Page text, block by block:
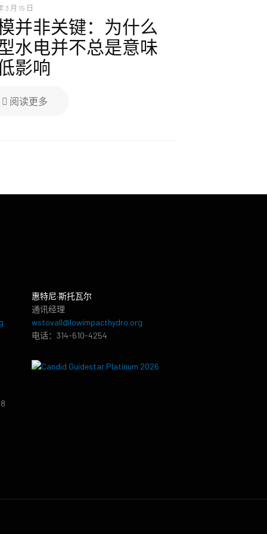
3 月 15 日
并非关键：为什么
水电并不总是意味
影响
阅读更多
惠特尼·斯托瓦尔
通讯经理
wstovall@lowimpacthydro.org
电话：314-610-4254